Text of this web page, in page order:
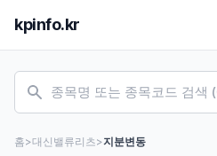
kpinfo.kr
홈>대신밸류리츠>지분변동